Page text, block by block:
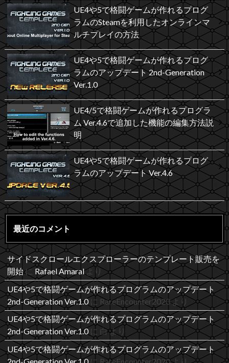
UE4や5で格闘ゲームが作れるプログ
ラムのSteamを利用したオンラインマ
ルチプレイの方法
UE4や5で格闘ゲームが作れるプログ
ラムのアップデート 2nd-Generation
Ver.1.0
UE4/5で格闘ゲームが作れるプログラ
ム Ver.4.6で追加した機能の編集方法説
明
UE4や5で格闘ゲームが作れるプログ
ラムのアップデート Ver.4.6
最近のコメント
サイドスクロールエクスプローラーのテンプレート販売を
開始に Rafael Amaralより
UE4や5で格闘ゲームが作れるプログラムのアップデート
2nd-Generation Ver.1.0に RareEncounter2020より
UE4や5で格闘ゲームが作れるプログラムのアップデート
2nd-Generation Ver.1.0に 白より
UE4や5で格闘ゲームが作れるプログラムのアップデート